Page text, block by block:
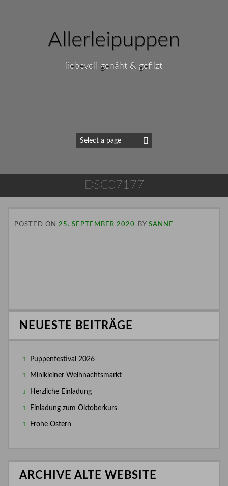
Allerleipuppen
liebevoll genäht & gefilzt
DSC07177
POSTED ON 25. SEPTEMBER 2020 BY SANNE
NEUESTE BEITRÄGE
Puppenfestival 2026
Minikleiner Weihnachtsmarkt
Herzliche Einladung
Einladung zum Oktoberkurs
Frohe Ostern
ARCHIVE ALTE WEBSITE